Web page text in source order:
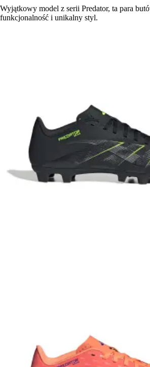
Wyjątkowy model z serii Predator, ta para
funkcjonalność i unikalny styl.